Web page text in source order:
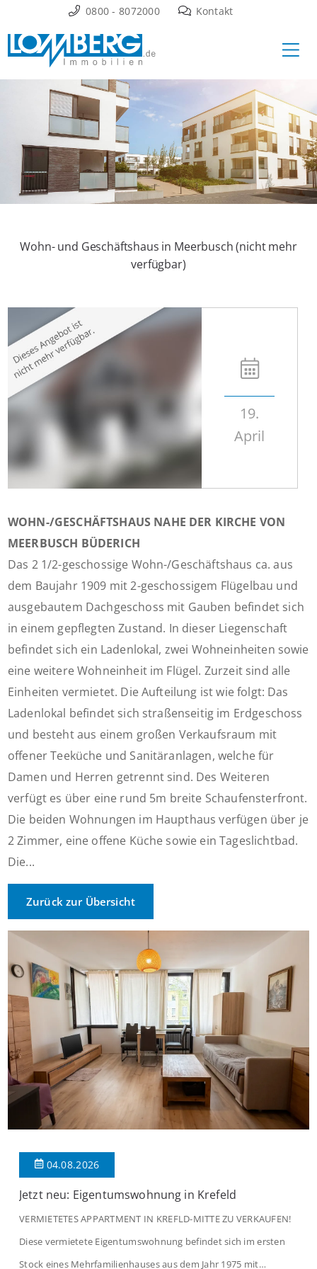
Inhalt
springen
0800 - 8072000 Kontakt
Wohn- und Geschäftshaus in Meerbusch (nicht mehr
verfügbar)
19.
April
WOHN-/GESCHÄFTSHAUS NAHE DER KIRCHE VON
MEERBUSCH BÜDERICH
Das 2 1/2-geschossige Wohn-/Geschäftshaus ca. aus
dem Baujahr 1909 mit 2-geschossigem Flügelbau und
ausgebautem Dachgeschoss mit Gauben befindet sich
in einem gepflegten Zustand. In dieser Liegenschaft
befindet sich ein Ladenlokal, zwei Wohneinheiten sowie
eine weitere Wohneinheit im Flügel. Zurzeit sind alle
Einheiten vermietet. Die Aufteilung ist wie folgt: Das
Ladenlokal befindet sich straßenseitig im Erdgeschoss
und besteht aus einem großen Verkaufsraum mit
offener Teeküche und Sanitäranlagen, welche für
Damen und Herren getrennt sind. Des Weiteren
verfügt es über eine rund 5m breite Schaufensterfront.
Die beiden Wohnungen im Haupthaus verfügen über je
2 Zimmer, eine offene Küche sowie ein Tageslichtbad.
Die...
Zurück zur Übersicht
04.08.2026
Jetzt neu: Eigentumswohnung in Krefeld
VERMIETETES APPARTMENT IN KREFLD-MITTE ZU VERKAUFEN!
Diese vermietete Eigentumswohnung befindet sich im ersten
Stock eines Mehrfamilienhauses aus dem Jahr 1975 mit